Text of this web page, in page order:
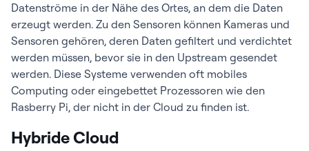
Datenströme in der Nähe des Ortes, an dem die Daten
erzeugt werden. Zu den Sensoren können Kameras und
Sensoren gehören, deren Daten gefiltert und verdichtet
werden müssen, bevor sie in den Upstream gesendet
werden. Diese Systeme verwenden oft mobiles
Computing oder eingebettet Prozessoren wie den
Rasberry Pi, der nicht in der Cloud zu finden ist.
Hybride Cloud